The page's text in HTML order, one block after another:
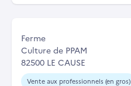
Ferme
Culture de PPAM
82500 LE CAUSE
Vente aux professionnels (en gros)